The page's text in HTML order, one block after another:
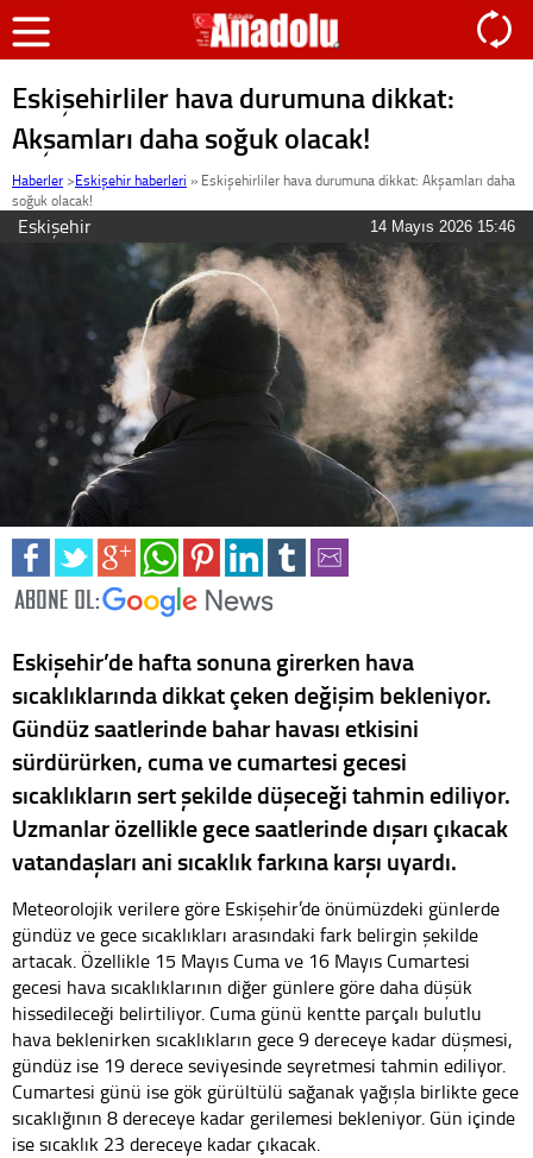
Eskişehirliler hava durumuna dikkat:
Akşamları daha soğuk olacak!
Haberler >Eskişehir haberleri » Eskişehirliler hava durumuna dikkat: Akşamları daha
soğuk olacak!
Eskişehir 14 Mayıs 2026 15:46
Eskişehir’de hafta sonuna girerken hava
sıcaklıklarında dikkat çeken değişim bekleniyor.
Gündüz saatlerinde bahar havası etkisini
sürdürürken, cuma ve cumartesi gecesi
sıcaklıkların sert şekilde düşeceği tahmin ediliyor.
Uzmanlar özellikle gece saatlerinde dışarı çıkacak
vatandaşları ani sıcaklık farkına karşı uyardı.
Meteorolojik verilere göre Eskişehir’de önümüzdeki günlerde
gündüz ve gece sıcaklıkları arasındaki fark belirgin şekilde
artacak. Özellikle 15 Mayıs Cuma ve 16 Mayıs Cumartesi
gecesi hava sıcaklıklarının diğer günlere göre daha düşük
hissedileceği belirtiliyor. Cuma günü kentte parçalı bulutlu
hava beklenirken sıcaklıkların gece 9 dereceye kadar düşmesi,
gündüz ise 19 derece seviyesinde seyretmesi tahmin ediliyor.
Cumartesi günü ise gök gürültülü sağanak yağışla birlikte gece
sıcaklığının 8 dereceye kadar gerilemesi bekleniyor. Gün içinde
ise sıcaklık 23 dereceye kadar çıkacak.